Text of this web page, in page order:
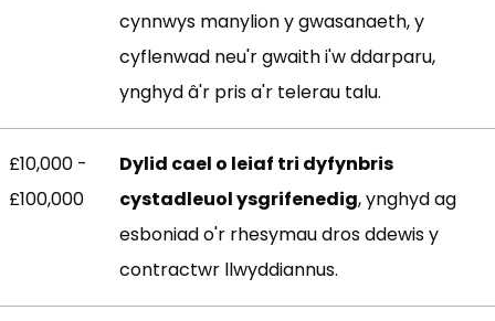
cynnwys manylion y gwasanaeth, y
cyflenwad neu'r gwaith i'w ddarparu,
ynghyd â'r pris a'r telerau talu.
£10,000 -
£100,000
Dylid cael o leiaf tri dyfynbris
cystadleuol ysgrifenedig, ynghyd ag
esboniad o'r rhesymau dros ddewis y
contractwr llwyddiannus.